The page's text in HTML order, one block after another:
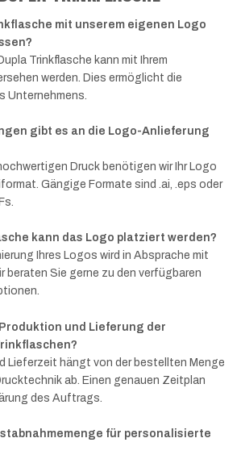
mit unserem eigenen Logo
Trinkflasche kann mit Ihrem
werden. Dies ermöglicht die
Unternehmens.
gibt es an die Logo-Anlieferung
Druck benötigen wir Ihr Logo
Gängige Formate sind .ai, .eps oder
kann das Logo platziert werden?
Ihres Logos wird in Absprache mit
beraten Sie gerne zu den verfügbaren
und Lieferung der
Lieferzeit hängt von der bestellten Menge
ab. Einen genauen Zeitplan
des Auftrags.
für personalisierte